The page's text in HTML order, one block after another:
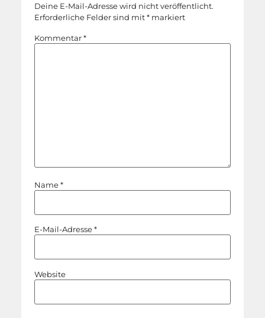
Deine E-Mail-Adresse wird nicht veröffentlicht.
Erforderliche Felder sind mit* markiert
Kommentar*
Name*
E-Mail-Adresse*
Website